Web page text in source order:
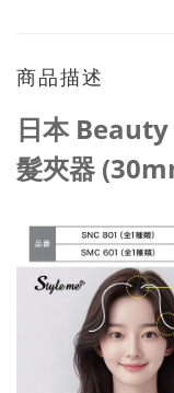
商品描述
日本
髮夾器